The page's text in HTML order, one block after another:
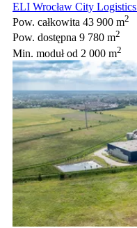
ELI Wrocław City Logistics
Pow. całkowita 43 900 m2
Pow. dostępna 9 780 m2
Min. modułod 2 000 m2